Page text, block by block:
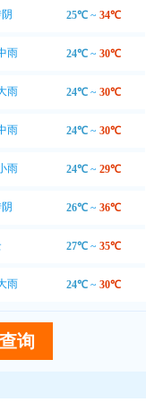
25℃ ~ 34℃
雨 24℃ ~ 30℃
雨 24℃ ~ 30℃
雨 24℃ ~ 30℃
雨 24℃ ~ 29℃
26℃ ~ 36℃
27℃ ~ 35℃
雨 24℃ ~ 30℃
询